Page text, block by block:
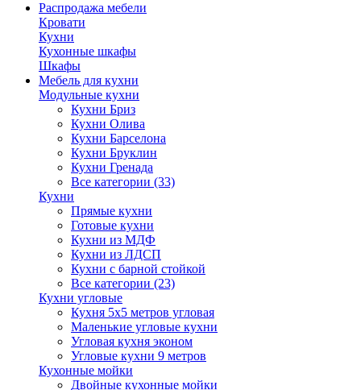
Распродажа мебели
Кровати
Кухни
Кухонные шкафы
Шкафы
Мебель для кухни
Модульные кухни
Кухни Бриз
Кухни Олива
Кухни Барселона
Кухни Бруклин
Кухни Гренада
Все категории (33)
Кухни
Прямые кухни
Готовые кухни
Кухни из МДФ
Кухни из ЛДСП
Кухни с барной стойкой
Все категории (23)
Кухни угловые
Кухня 5х5 метров угловая
Маленькие угловые кухни
Угловая кухня эконом
Угловые кухни 9 метров
Кухонные мойки
Двойные кухонные мойки